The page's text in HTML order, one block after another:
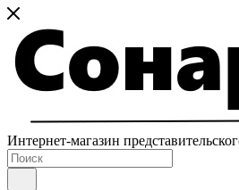
Интернет-магазин